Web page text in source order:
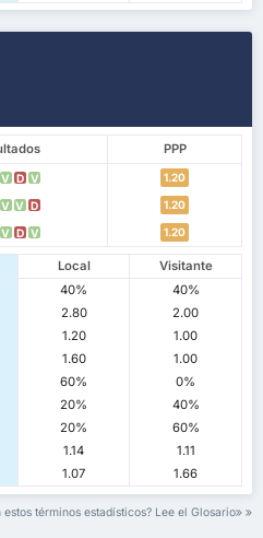
PPP
V D V 1.20
V V D 1.20
V D V 1.20
Local
Visitante
40%
40%
2.80
2.00
1.20
1.00
1.60
1.00
60%
0%
20%
40%
20%
60%
1.14
1.11
1.07 1.66
términos estadísticos? Lee el Glosario